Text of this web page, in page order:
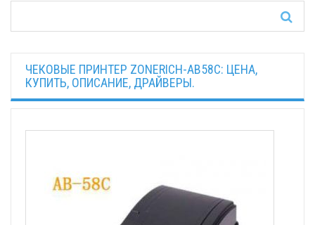
ЧЕКОВЫЕ ПРИНТЕР ZONERICH-AB58C: ЦЕНА,
КУПИТЬ, ОПИСАНИЕ, ДРАЙВЕРЫ.